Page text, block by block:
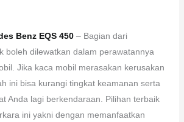
Benz EQS 450 – Bagian dari
boleh dilewatkan dalam perawatannya
Jika kaca mobil merasakan kerusakan
ini bisa kurangi tingkat keamanan serta
Anda lagi berkendaraan. Pilihan terbaik
ini yakni dengan memanfaatkan